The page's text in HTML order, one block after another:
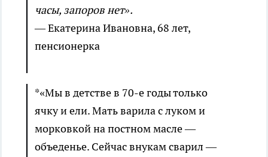
часы, запоров нет».
— Екатерина Ивановна, 68 лет,
пенсионерка
*«Мы в детстве в 70-е годы только
ячку и ели. Мать варила с луком и
морковкой на постном масле —
объеденье. Сейчас внукам сварил —